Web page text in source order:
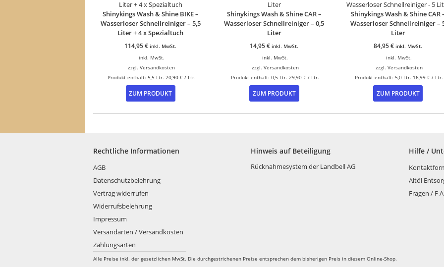
Shinykings Wash & Shine BIKE –
Wasserloser Schnellreiniger – 5,5
Liter + 4 x Spezialtuch
114,95€ inkl. MwSt.
inkl. MwSt.
zzgl.Versandkosten
Produkt enthält: 5,5 Ltr. 20,90 €/ Ltr.
ZUM PRODUKT
Shinykings Wash & Shine CAR –
Wasserloser Schnellreiniger – 0,5
Liter
14,95€ inkl. MwSt.
inkl. MwSt.
zzgl. Versandkosten
Produkt enthält: 0,5 Ltr. 29,90€ / Ltr.
ZUM PRODUKT
Shinykings Wash & Shine CAR
Wasserloser Schnellreiniger –
Liter
84,95€ inkl. MwSt.
inkl. MwSt.
zzgl. Versandkosten
Produkt enthält: 5,0 Ltr. 16,99€ / Ltr.
ZUM PRODUKT
Rechtliche Informationen
AGB
Datenschutzbelehrung
Vertrag widerrufen
Widerrufsbelehrung
Impressum
Versandarten / Versandkosten
Zahlungsarten
Hinweis auf Beteiligung
Rücknahmesystem der Landbell AG
Hilfe /
Altöl
Fragen / F
Alle Preise inkl. der gesetzlichen MwSt. Die durchgestrichenen Preise entsprechen dem bisherigen Preis in diesem Online-Shop.